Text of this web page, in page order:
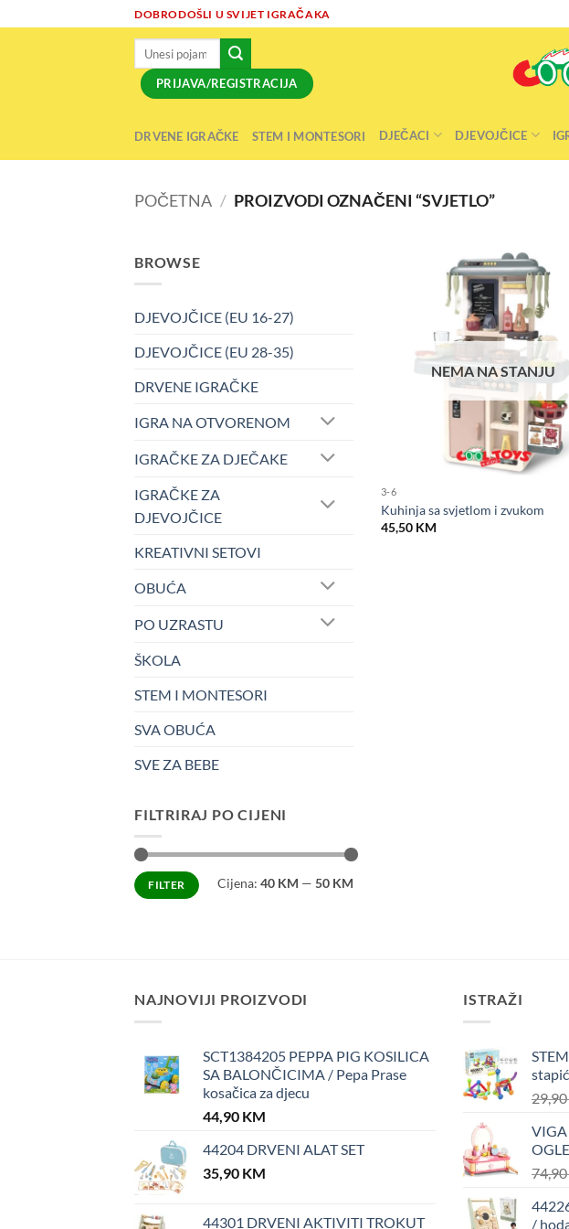
to
DOBRODOŠLI U SVIJET IGRAČAKA
PRIJAVA/REGISTRACIJA
DRVENE IGRAČKE STEM I MONTESORI DJEČACI DJEVOJČICE
POČETNA / PROIZVODI OZNAČENI “SVJETLO”
BROWSE
DJEVOJČICE (EU 16-27)
DJEVOJČICE (EU 28-35)
DRVENE IGRAČKE
IGRA NA OTVORENOM
IGRAČKE ZA DJEČAKE
IGRAČKE ZA
DJEVOJČICE
KREATIVNI SETOVI
OBUĆA
PO UZRASTU
ŠKOLA
STEM I MONTESORI
SVA OBUĆA
SVE ZA BEBE
FILTRIRAJ PO CIJENI
Minimalna
cijena
Maksimalna
cijenaFILTER Cijena: 40 KM — 50 KM
NEMA NA STANJU
3-6
Kuhinja sa svjetlom i zvukom
45,50 KM
NAJNOVIJI PROIZVODI
SCT1384205 PEPPA PIG KOSILICA
SA BALONČICIMA / Pepa Prase
kosačica za djecu
44,90 KM
44204 DRVENI ALAT SET
35,90 KM
44301 DRVENI AKTIVITI TROKUT
ISTRAŽI
29,90
VIGA
74,90
/